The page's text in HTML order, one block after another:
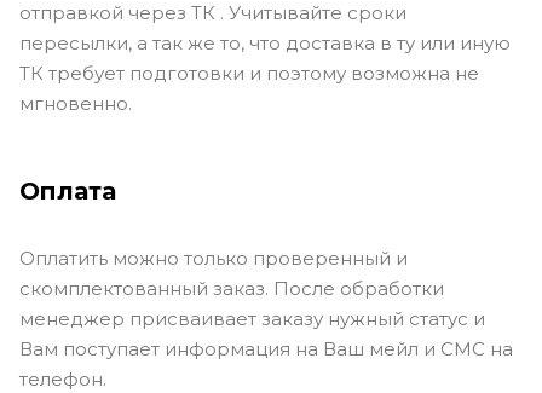
отправкой через ТК . Учитывайте сроки
пересылки, а так же то, что доставка в ту или иную
ТК требует подготовки и поэтому возможна не
мгновенно.
Оплата
Оплатить можно только проверенный и
скомплектованный заказ. После обработки
менеджер присваивает заказу нужный статус и
Вам поступает информация на Ваш мейл и СМС на
телефон.